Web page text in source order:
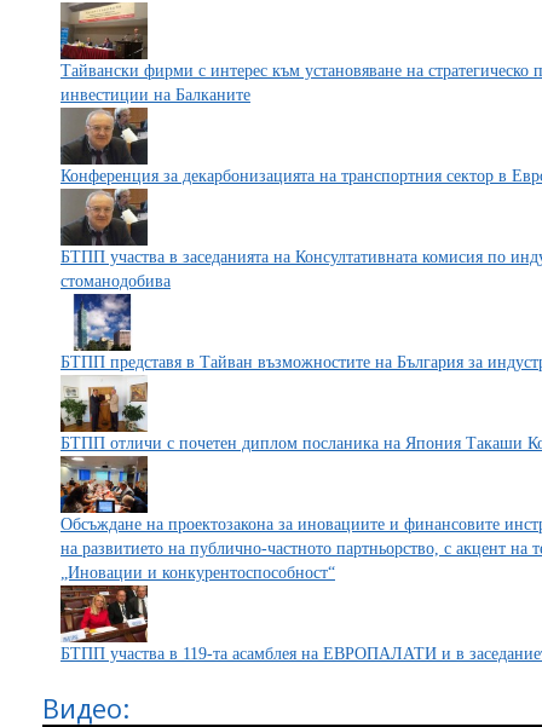
Тайвански фирми с интерес към установяване на стратегическо
инвестиции на Балканите
Конференция за декарбонизацията на транспортния сектор в
БТПП участва в заседанията на Консултативната комисия по
стоманодобива
БТПП представя в Тайван възможностите на България за
БТПП отличи с почетен диплом посланика на Япония Такаши
Обсъждане на проектозакона за иновациите и финансовите
на развитието на публично-частното партньорство, с акцент на
„Иновации и конкурентоспособност“
БТПП участва в 119-та асамблея на ЕВРОПАЛАТИ и в
Видео: